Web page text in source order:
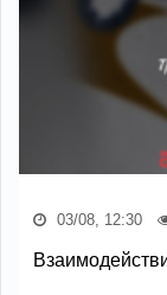
03/08, 12:30